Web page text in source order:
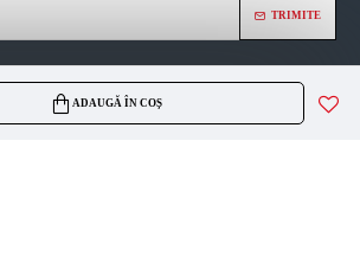
ADAUGĂ ÎN COȘ
TRIMITE
cu Politica de confidentialitate